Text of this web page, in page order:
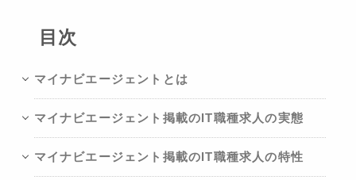
目次
マイナビエージェントとは
マイナビエージェント掲載のIT職種求人の実態
マイナビエージェント掲載のIT職種求人の特性